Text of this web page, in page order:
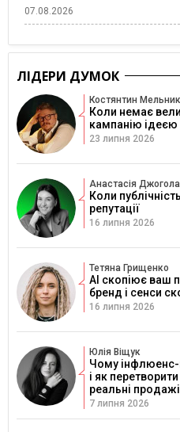
07.08.2026
ЛІДЕРИ ДУМОК
Костянтин
Коли немає
кампанію ідеєю
23 липня 2026
Анастасія Джогола
Коли
репутації
16 липня 2026
Тетяна Грищенко
AI скопіює ваш
бренд і сенси
16 липня 2026
Юлія Віщук
Чому
і як
реальні продажі
7 липня 2026